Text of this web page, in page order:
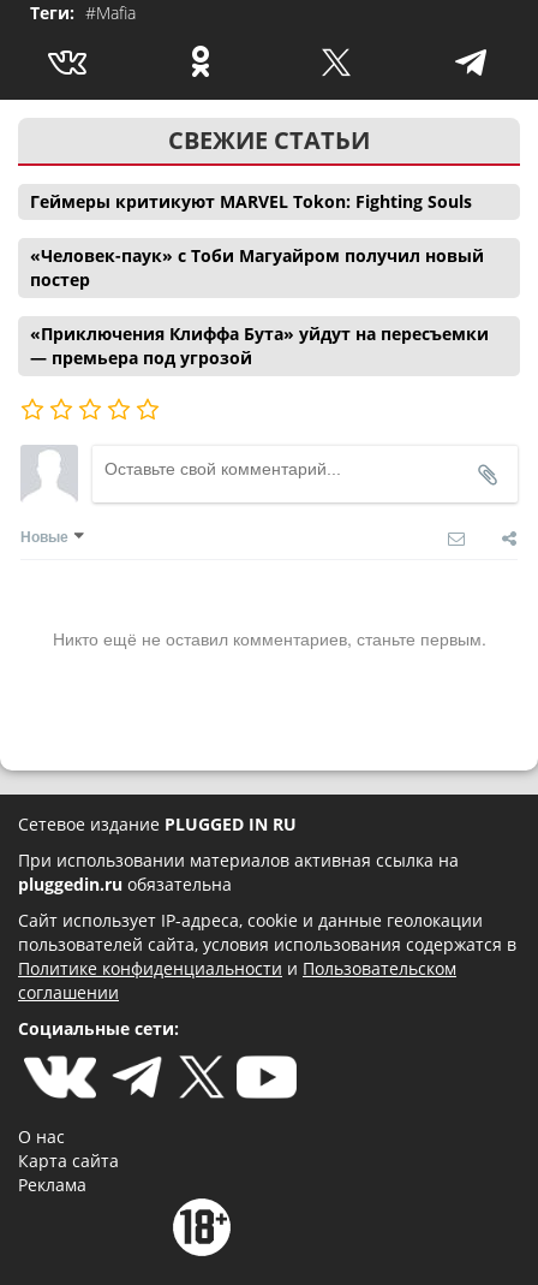
Теги: #Mafia
СВЕЖИЕ СТАТЬИ
Геймеры критикуют MARVEL Tokon: Fighting Souls
«Человек-паук» с Тоби Магуайром получил новый
постер
«Приключения Клиффа Бута» уйдут на пересъемки
— премьера под угрозой
Новые
Никто ещё не оставил комментариев, станьте первым.
Сетевое издание PLUGGED IN RU
При использовании материалов активная ссылка на
pluggedin.ru обязательна
Сайт использует IP-адреса, cookie и данные геолокации
пользователей сайта, условия использования содержатся в
Политике конфиденциальности и Пользовательском
соглашении
Социальные сети:
О нас
Карта сайта
Реклама